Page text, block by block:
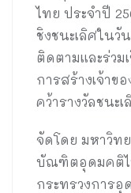
ไทย ประจำปี
ชิงชนะเลิศใน
ติดตามและร่ว
การสร้างเจ้าข
คว้ารางวัลชนะ
จัดโดย มหาวิท
บัณฑิตอุดมคติไ
กระทรวงการอุ